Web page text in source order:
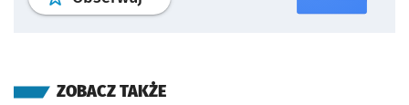
ZOBACZ TAKŻE